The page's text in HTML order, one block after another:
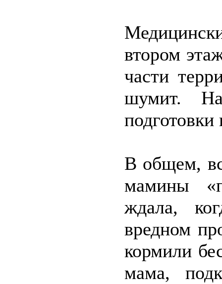
втором
части
шумит.
подготовки
В общем,
мамины
ждала,
вредном
кормили
мама,